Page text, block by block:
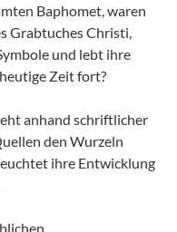
Baphomet, waren
Grabtuches Christi,
und lebt ihre
Zeit fort?
anhand schriftlicher
den Wurzeln
ihre Entwicklung